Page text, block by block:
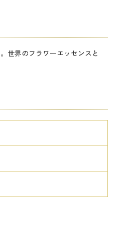
世界のフラワーエッセンスと